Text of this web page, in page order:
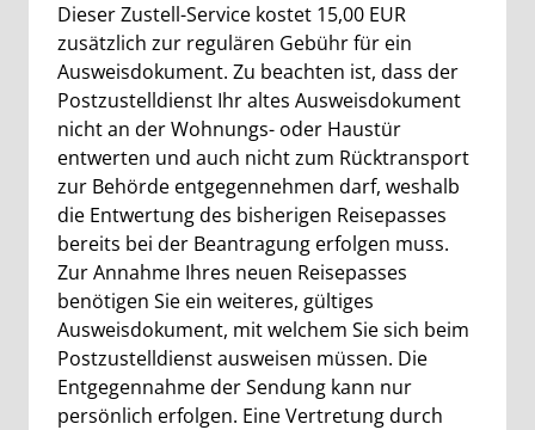
Dieser Zustell-Service kostet 15,00 EUR
zusätzlich zur regulären Gebühr für ein
Ausweisdokument. Zu beachten ist, dass der
Postzustelldienst Ihr altes Ausweisdokument
nicht an der Wohnungs- oder Haustür
entwerten und auch nicht zum Rücktransport
zur Behörde entgegennehmen darf, weshalb
die Entwertung des bisherigen Reisepasses
bereits bei der Beantragung erfolgen muss.
Zur Annahme Ihres neuen Reisepasses
benötigen Sie ein weiteres, gültiges
Ausweisdokument, mit welchem Sie sich beim
Postzustelldienst ausweisen müssen. Die
Entgegennahme der Sendung kann nur
persönlich erfolgen. Eine Vertretung durch